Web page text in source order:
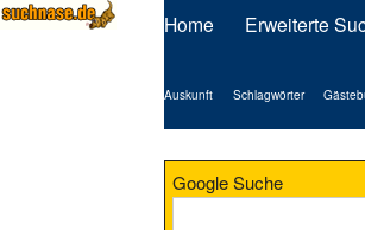
Home Erweiterte
Auskunft Schlagwörter
Google Suche